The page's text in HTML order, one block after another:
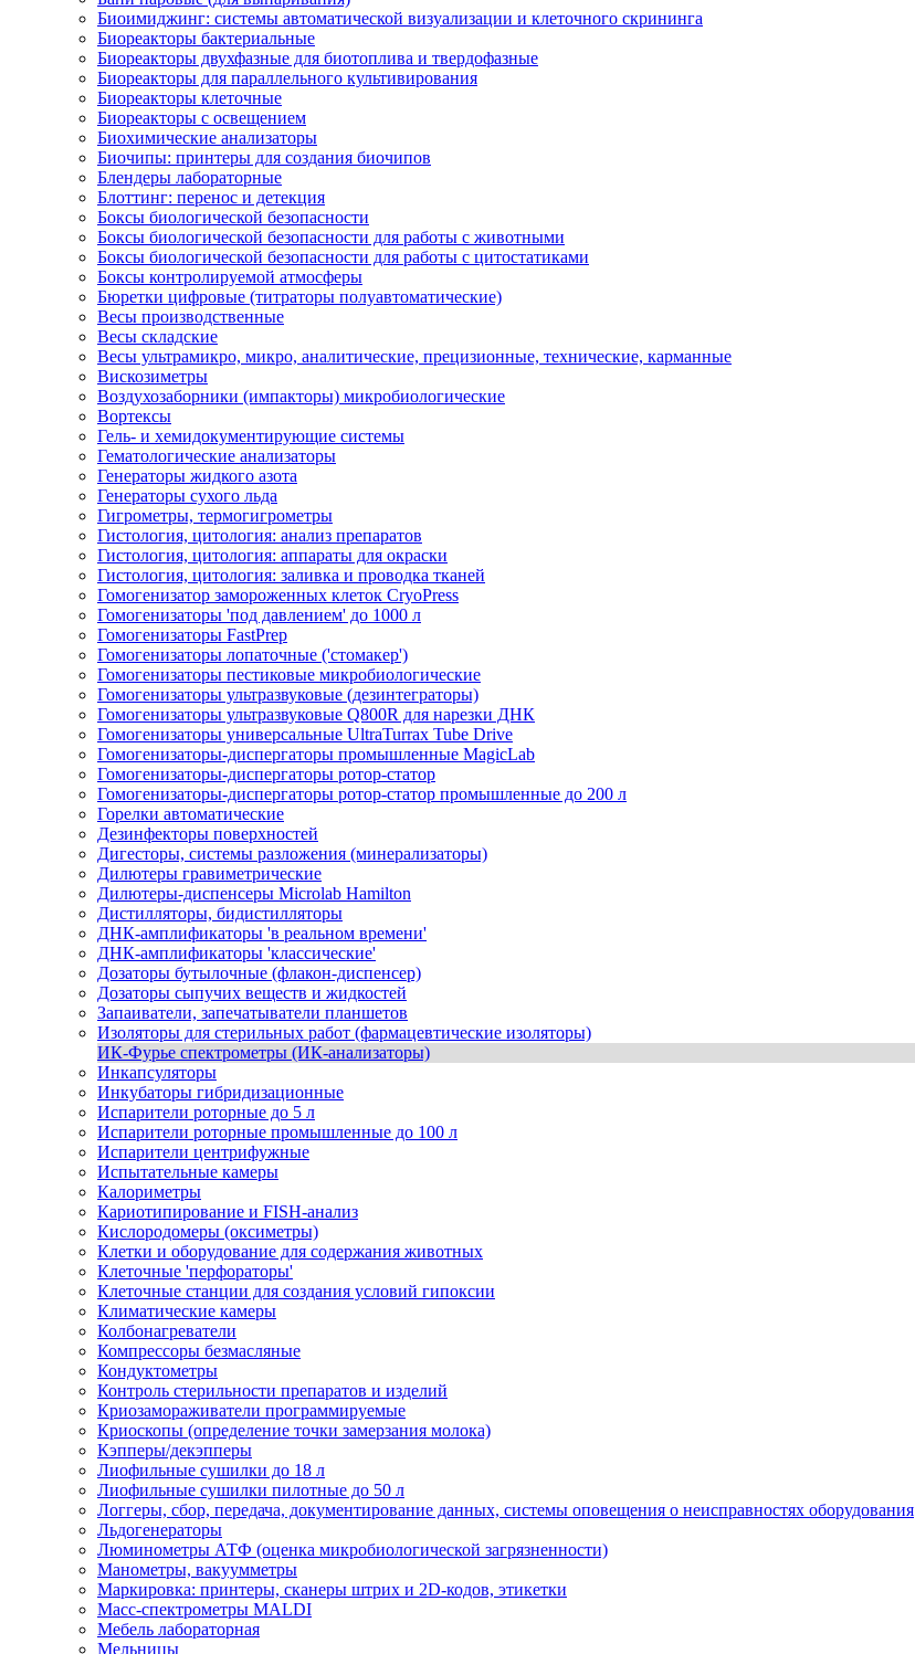
Биоимиджинг: системы автоматической визуализации и клеточного скрининга
Биореакторы бактериальные
Биореакторы двухфазные для биотоплива и твердофазные
Биореакторы для параллельного культивирования
Биореакторы клеточные
Биореакторы с освещением
Биохимические анализаторы
Биочипы: принтеры для создания биочипов
Блендеры лабораторные
Блоттинг: перенос и детекция
Боксы биологической безопасности
Боксы биологической безопасности для работы с животными
Боксы биологической безопасности для работы с цитостатиками
Боксы контролируемой атмосферы
Бюретки цифровые (титраторы полуавтоматические)
Весы производственные
Весы складские
Весы ультрамикро, микро, аналитические, прецизионные, технические, карманные
Вискозиметры
Воздухозаборники (импакторы) микробиологические
Вортексы
Гель- и хемидокументирующие системы
Гематологические анализаторы
Генераторы жидкого азота
Генераторы сухого льда
Гигрометры, термогигрометры
Гистология, цитология: анализ препаратов
Гистология, цитология: аппараты для окраски
Гистология, цитология: заливка и проводка тканей
Гомогенизатор замороженных клеток CryoPress
Гомогенизаторы 'под давлением' до 1000 л
Гомогенизаторы FastPrep
Гомогенизаторы лопаточные ('стомакер')
Гомогенизаторы пестиковые микробиологические
Гомогенизаторы ультразвуковые (дезинтеграторы)
Гомогенизаторы ультразвуковые Q800R для нарезки ДНК
Гомогенизаторы универсальные UltraTurrax Tube Drive
Гомогенизаторы-диспергаторы промышленные MagicLab
Гомогенизаторы-диспергаторы ротор-статор
Гомогенизаторы-диспергаторы ротор-статор промышленные до 200 л
Горелки автоматические
Дезинфекторы поверхностей
Дигесторы, системы разложения (минерализаторы)
Дилютеры гравиметрические
Дилютеры-диспенсеры Microlab Hamilton
Дистилляторы, бидистилляторы
ДНК-амплификаторы 'в реальном времени'
ДНК-амплификаторы 'классические'
Дозаторы бутылочные (флакон-диспенсер)
Дозаторы сыпучих веществ и жидкостей
Запаиватели, запечатыватели планшетов
Изоляторы для стерильных работ (фармацевтические изоляторы)
ИК-Фурье спектрометры (ИК-анализаторы)
Инкапсуляторы
Инкубаторы гибридизационные
Испарители роторные до 5 л
Испарители роторные промышленные до 100 л
Испарители центрифужные
Испытательные камеры
Калориметры
Кариотипирование и FISH-анализ
Кислородомеры (оксиметры)
Клетки и оборудование для содержания животных
Клеточные 'перфораторы'
Клеточные станции для создания условий гипоксии
Климатические камеры
Колбонагреватели
Компрессоры безмасляные
Кондуктометры
Контроль стерильности препаратов и изделий
Криозамораживатели программируемые
Криоскопы (определение точки замерзания молока)
Кэпперы/декэпперы
Лиофильные сушилки до 18 л
Лиофильные сушилки пилотные до 50 л
Логгеры, сбор, передача, документирование данных, системы оповещения о неисправностях оборудования
Льдогенераторы
Люминометры АТФ (оценка микробиологической загрязненности)
Манометры, вакуумметры
Маркировка: принтеры, сканеры штрих и 2D-кодов, этикетки
Масс-спектрометры MALDI
Мебель лабораторная
Мельницы